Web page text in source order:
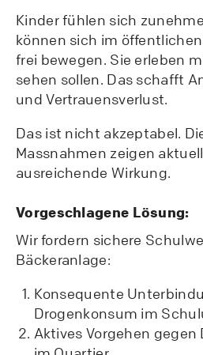
Kinder fühlen sich
können sich im
frei bewegen. Sie erleben
sehen sollen. Das schafft
und Vertrauensverlust.
Das ist nicht akzeptabel.
Massnahmen zeigen
ausreichende Wirkung.
Vorgeschlagene Lösung:
Wir fordern sichere
Bäckeranlage:
Konsequente
Drogenkonsum im
Aktives Vorgehen